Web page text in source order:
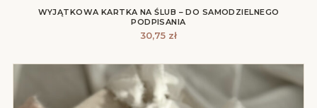
WYJĄTKOWA KARTKA NA ŚLUB – DO SAMODZIELNEGO
PODPISANIA
30,75 zł